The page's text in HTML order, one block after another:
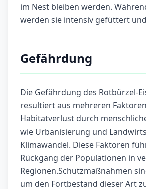
im Nest bleiben werden.
werden sie intensiv gefüttert
Gefährdung
Die Gefährdung des Rotbürzel-
resultiert aus mehreren
Habitatverlust durch
wie Urbanisierung und
Klimawandel. Diese Faktoren
Rückgang der Populationen in
Regionen.Schutzmaßnahmen
um den Fortbestand dieser Art